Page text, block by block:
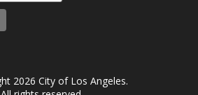
2026 City of Los Angeles.